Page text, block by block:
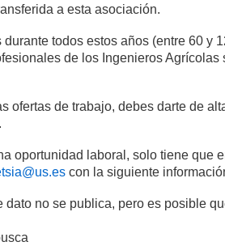
a esta asociación.
todos estos años (entre 60 y
de los Ingenieros Agrícolas
ofertas de trabajo, debes darte de
oportunidad laboral, solo tiene que
con la siguiente
no se publica, pero es posible